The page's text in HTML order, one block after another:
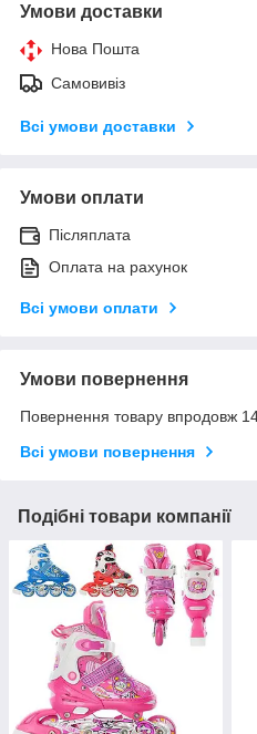
Умови доставки
Нова Пошта
Самовивіз
Всі умови доставки
Умови оплати
Післяплата
Оплата на рахунок
Всі умови оплати
Умови повернення
Повернення товару впродовж
Всі умови повернення
Подібні товари компанії